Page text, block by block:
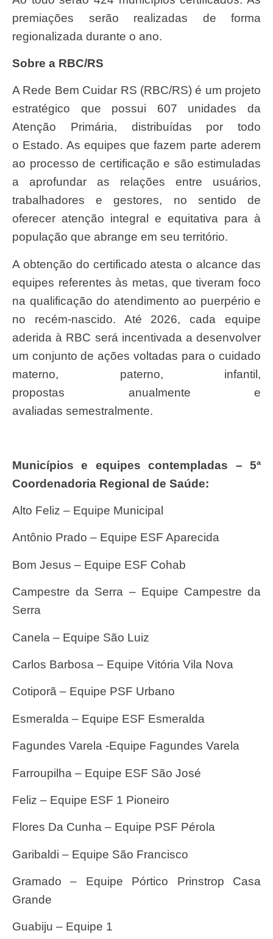
premiações serão realizadas de forma
regionalizada durante o ano.
Sobre a RBC/RS
A Rede Bem Cuidar RS (RBC/RS) é um projeto
estratégico que possui 607 unidades da
Atenção Primária, distribuídas por todo
o Estado. As equipes que fazem parte aderem
ao processo de certificação e são estimuladas
a aprofundar as relações entre usuários,
trabalhadores e gestores, no sentido de
oferecer atenção integral e equitativa para à
população que abrange em seu território.
A obtenção do certificado atesta o alcance das
equipes referentes às metas, que tiveram foco
na qualificação do atendimento ao puerpério e
no recém-nascido. Até 2026, cada equipe
aderida à RBC será incentivada a desenvolver
um conjunto de ações voltadas para o cuidado
materno, paterno, infantil,
propostas anualmente e
avaliadas semestralmente.
Municípios e equipes contempladas – 5ª
Coordenadoria Regional de Saúde:
Alto Feliz – Equipe Municipal
Antônio Prado – Equipe ESF Aparecida
Bom Jesus – Equipe ESF Cohab
Campestre da Serra – Equipe Campestre da
Serra
Canela – Equipe São Luiz
Carlos Barbosa – Equipe Vitória Vila Nova
Cotiporã – Equipe PSF Urbano
Esmeralda – Equipe ESF Esmeralda
Fagundes Varela -Equipe Fagundes Varela
Farroupilha – Equipe ESF São José
Feliz – Equipe ESF 1 Pioneiro
Flores Da Cunha – Equipe PSF Pérola
Garibaldi – Equipe São Francisco
Gramado – Equipe Pórtico Prinstrop Casa
Grande
Guabiju – Equipe 1